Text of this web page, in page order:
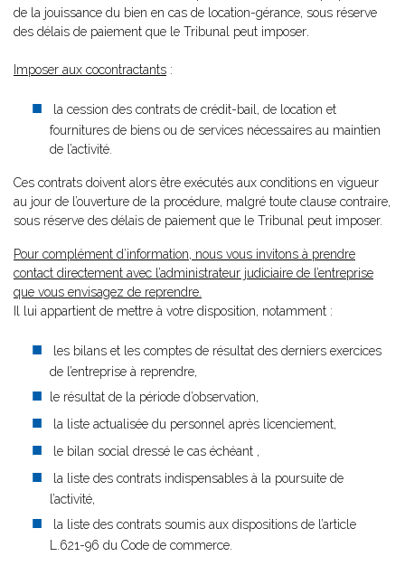
de la jouissance du bien en cas de location-gérance, sous réserve
des délais de paiement que le Tribunal peut imposer.
Imposer aux cocontractants :
la cession des contrats de crédit-bail, de location et
fournitures de biens ou de services nécessaires au maintien
de l’activité.
Ces contrats doivent alors être exécutés aux conditions en vigueur
au jour de l’ouverture de la procédure, malgré toute clause contraire,
sous réserve des délais de paiement que le Tribunal peut imposer.
Pour complément d’information, nous vous invitons à prendre
contact directement avec l’administrateur judiciaire de l’entreprise
que vous envisagez de reprendre.
Il lui appartient de mettre à votre disposition, notamment :
les bilans et les comptes de résultat des derniers exercices
de l’entreprise à reprendre,
le résultat de la période d’observation,
la liste actualisée du personnel après licenciement,
le bilan social dressé le cas échéant ,
la liste des contrats indispensables à la poursuite de
l’activité,
la liste des contrats soumis aux dispositions de l’article
L.621-96 du Code de commerce.